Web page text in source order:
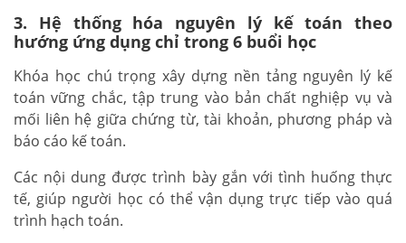
3. Hệ thống hóa nguyên lý kế toán theo
hướng ứng dụng chỉ trong 6 buổi học
Khóa học chú trọng xây dựng nền tảng nguyên lý kế
toán vững chắc, tập trung vào bản chất nghiệp vụ và
mối liên hệ giữa chứng từ, tài khoản, phương pháp và
báo cáo kế toán.
Các nội dung được trình bày gắn với tình huống thực
tế, giúp người học có thể vận dụng trực tiếp vào quá
trình hạch toán.